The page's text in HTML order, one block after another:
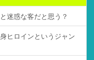
迷惑な客だと思う？
ヒロインというジャン